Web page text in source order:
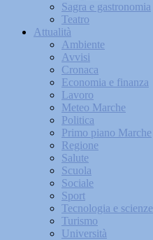
Sagra e gastronomia
Teatro
Attualità
Ambiente
Avvisi
Cronaca
Economia e finanza
Lavoro
Meteo Marche
Politica
Primo piano Marche
Regione
Salute
Scuola
Sociale
Sport
Tecnologia e scienze
Turismo
Università